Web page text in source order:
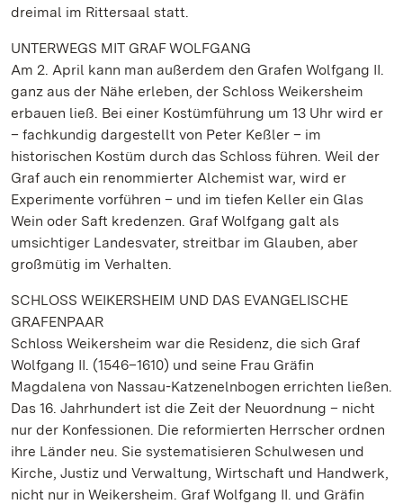
dreimal im Rittersaal statt.
UNTERWEGS MIT GRAF WOLFGANG
Am 2. April kann man außerdem den Grafen Wolfgang II.
ganz aus der Nähe erleben, der Schloss Weikersheim
erbauen ließ. Bei einer Kostümführung um 13 Uhr wird er
– fachkundig dargestellt von Peter Keßler – im
historischen Kostüm durch das Schloss führen. Weil der
Graf auch ein renommierter Alchemist war, wird er
Experimente vorführen – und im tiefen Keller ein Glas
Wein oder Saft kredenzen. Graf Wolfgang galt als
umsichtiger Landesvater, streitbar im Glauben, aber
großmütig im Verhalten.
SCHLOSS WEIKERSHEIM UND DAS EVANGELISCHE
GRAFENPAAR
Schloss Weikersheim war die Residenz, die sich Graf
Wolfgang II. (1546–1610) und seine Frau Gräfin
Magdalena von Nassau-Katzenelnbogen errichten ließen.
Das 16. Jahrhundert ist die Zeit der Neuordnung – nicht
nur der Konfessionen. Die reformierten Herrscher ordnen
ihre Länder neu. Sie systematisieren Schulwesen und
Kirche, Justiz und Verwaltung, Wirtschaft und Handwerk,
nicht nur in Weikersheim. Graf Wolfgang II. und Gräfin